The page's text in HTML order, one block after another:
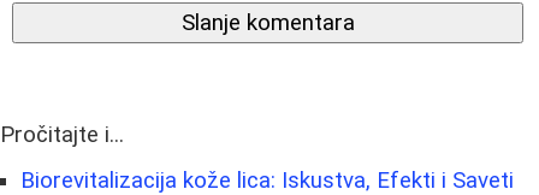
Slanje komentara
Pročitajte i...
Biorevitalizacija kože lica: Iskustva, Efekti i Saveti